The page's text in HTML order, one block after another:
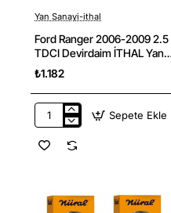
Yan Sanayi-ithal
Ford Ranger 2006-2009 2.5
TDCI Devirdaim İTHAL Yan
Sanayi
₺1.182
Ford
2006-
Devirdaim
İTHAL
Sepete Ekle